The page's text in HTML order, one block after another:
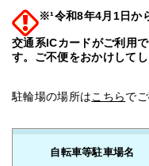
※¹令和8年4月1日か
交通系ICカードがご利用
す。ご不便をおかけして
駐輪場の場所はこちらで
自転車等駐車場名